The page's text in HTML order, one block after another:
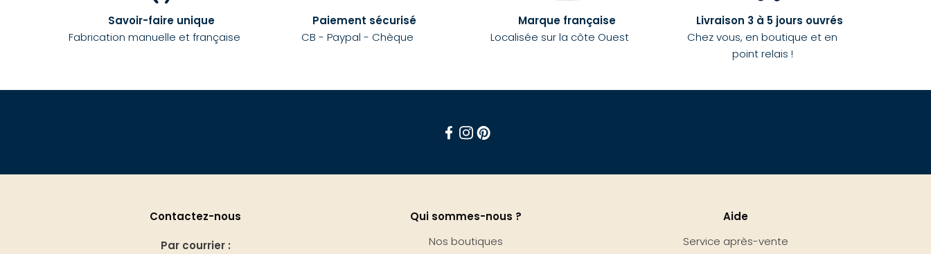
Savoir-faire unique
Fabrication manuelle et française
Paiement sécurisé
CB - Paypal - Chèque
Marque française
Localisée sur la côte Ouest
Livraison 3 à 5 jours ouvrés
Chez vous, en boutique et en
point relais !
Contactez-nous
Par courrier :
Qui sommes-nous ?
Nos boutiques
Aide
Service après-vente